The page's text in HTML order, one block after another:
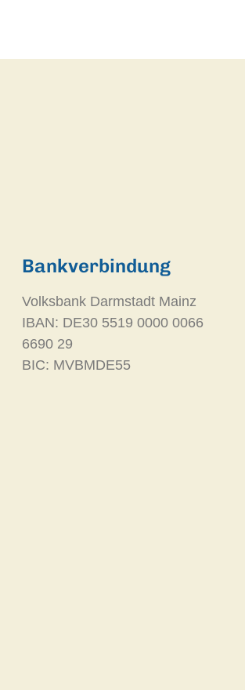
Bankverbindung
Volksbank Darmstadt Mainz
IBAN: DE30 5519 0000 0066
6690 29
BIC: MVBMDE55